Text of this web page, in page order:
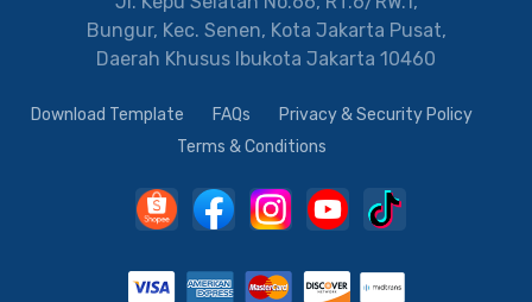
Bungur, Kec. Senen, Kota Jakarta Pusat,
Daerah Khusus Ibukota Jakarta 10460
Download Template FAQs
Privacy & Security Policy
Terms & Conditions